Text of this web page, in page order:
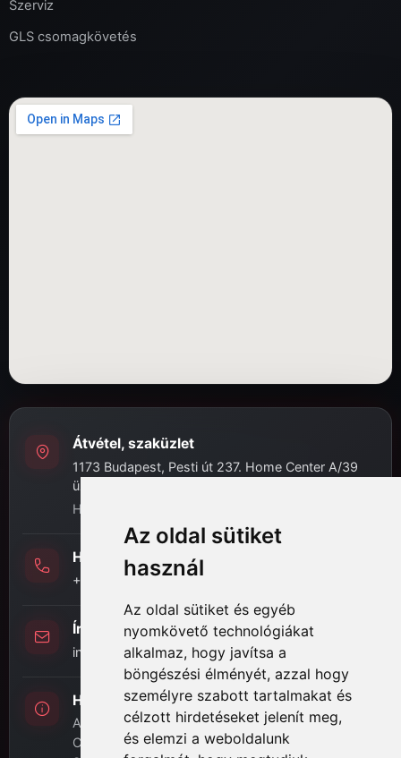
Az oldal sütiket
használ
Az oldal sütiket és egyéb
nyomkövető technológiákat
alkalmaz, hogy javítsa a
böngészési élményét, azzal hogy
személyre szabott tartalmakat és
célzott hirdetéseket jelenít meg,
és elemzi a weboldalunk
Szerviz
GLS csomagkövetés
Átvétel, szaküzlet
1173 Budapest, Pesti út 237. Home Center A/39
üzlet
H-P: 8:00 - 16:30
Hívj minket
+36 (20) 989-7969
Írj nekünk
info@hifi-station.hu
Hifi Station Kft.
Adószám: 13828222-2-42
Cégjegyzékszám: 01-09-875386